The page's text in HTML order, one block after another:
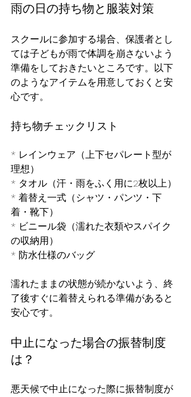
雨の日の持ち物と服装対策
スクールに参加する場合、保護者とし
ては子どもが雨で体調を崩さないよう
準備をしておきたいところです。以下
のようなアイテムを用意しておくと安
心です。
持ち物チェックリスト
* レインウェア（上下セパレート型が
理想）
* タオル（汗・雨をふく用に2枚以上）
* 着替え一式（シャツ・パンツ・下
着・靴下）
* ビニール袋（濡れた衣類やスパイク
の収納用）
* 防水仕様のバッグ
濡れたままの状態が続かないよう、終
了後すぐに着替えられる準備があると
安心です。
中止になった場合の振替制度
は？
悪天候で中止になった際に振替制度が